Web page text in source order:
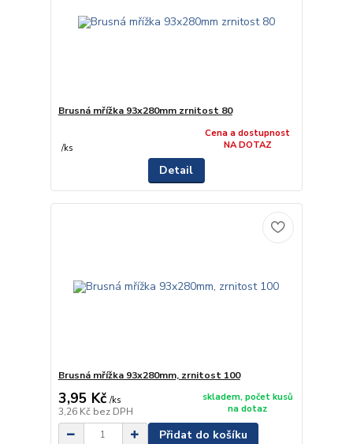
Brusná mřížka 93x280mm zrnitost 80
/ks
Cena a dostupnost
NA DOTAZ
Detail
Brusná mřížka 93x280mm, zrnitost 100
3,95 Kč /ks
3,26 Kč bez DPH
skladem, počet kusů
na dotaz
Přidat do košíku